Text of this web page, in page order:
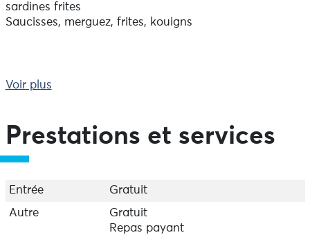
sardines frites
Saucisses, merguez, frites, kouigns
Voir plus
Prestations et services
Entrée
Gratuit
Autre
Gratuit
Repas payant